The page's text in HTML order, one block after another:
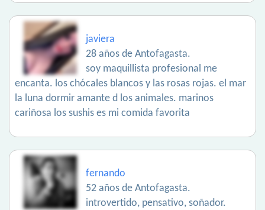
javiera
28 años de Antofagasta.
soy maquillista profesional me
encanta. los chócales blancos y las rosas rojas. el mar
la luna dormir amante d los animales. marinos
cariñosa los sushis es mi comida favorita
fernando
52 años de Antofagasta.
introvertido, pensativo, soñador.